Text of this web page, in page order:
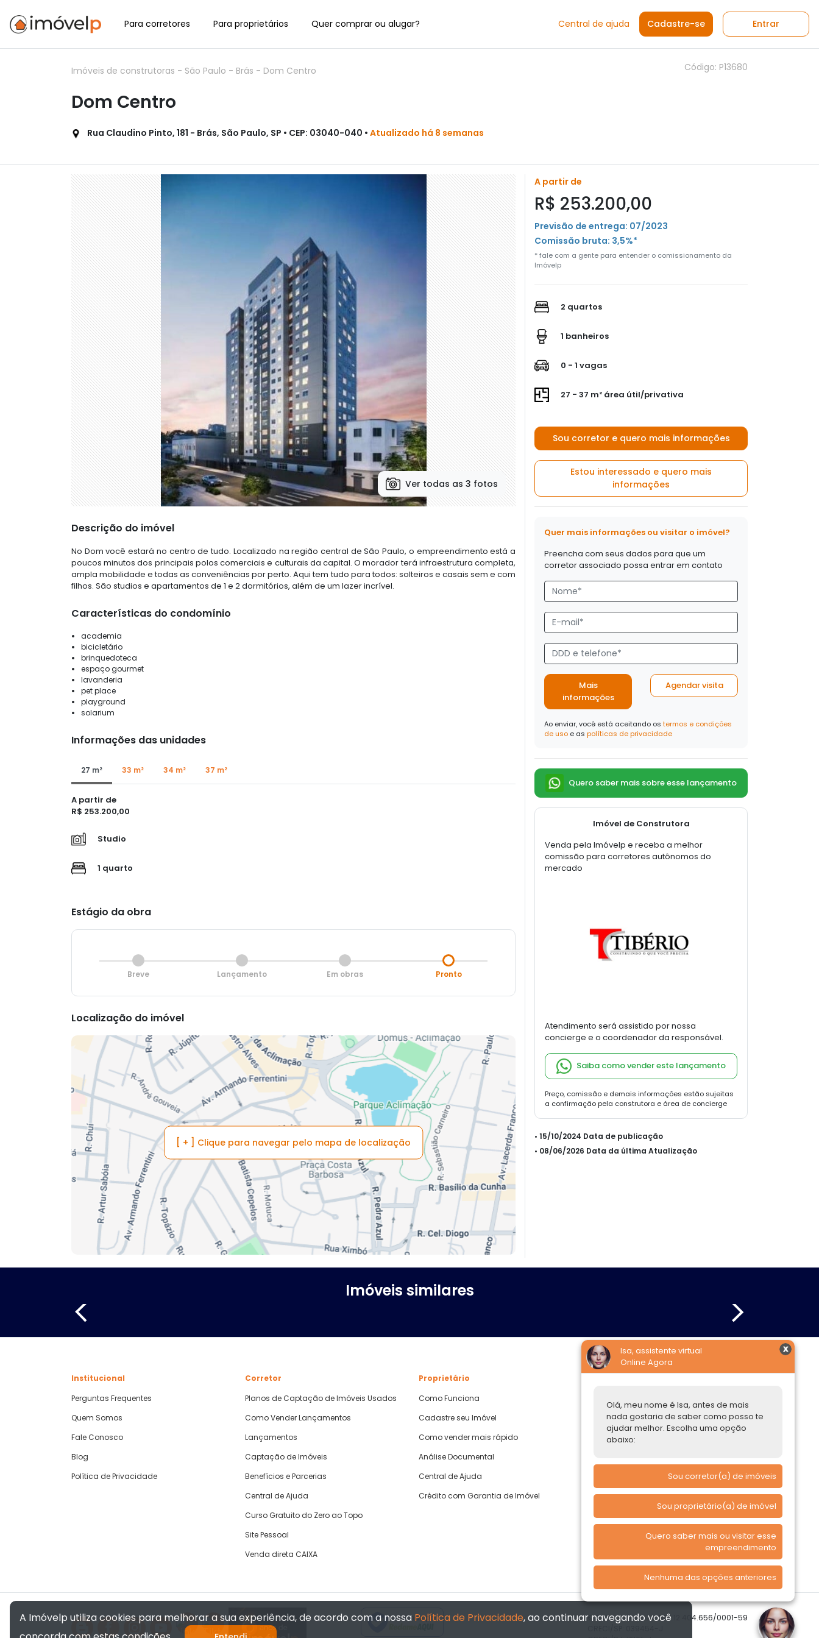
Para corretores Para proprietários Quer comprar ou alugar? Central de ajuda Cadastre-se Entrar
Imóveis de construtoras - São Paulo - Brás - Dom Centro Código: P13680
Dom Centro
Rua Claudino Pinto, 181 - Brás, São Paulo, SP • CEP: 03040-040 • Atualizado há 8 semanas
Ver todas as 3 fotos
Descrição do imóvel
No Dom você estará no centro de tudo. Localizado na região central de São Paulo, o empreendimento está a
poucos minutos dos principais polos comerciais e culturais da capital. O morador terá infraestrutura completa,
ampla mobilidade e todas as conveniências por perto. Aqui tem tudo para todos: solteiros e casais sem e com
filhos. São studios e apartamentos de 1 e 2 dormitórios, além de um lazer incrível.
Características do condomínio
academia
bicicletário
brinquedoteca
espaço gourmet
lavanderia
pet place
playground
solarium
Informações das unidades
27 m² 33 m² 34 m² 37 m²
A partir de
R$ 253.200,00
Studio
1 quarto
Estágio da obra
Breve Lançamento Em obras Pronto
Localização do imóvel
[ + ] Clique para navegar pelo mapa de localização
A partir de
R$ 253.200,00
Previsão de entrega: 07/2023
Comissão bruta: 3,5%*
* fale com a gente para entender o comissionamento da
Imóvelp
2 quartos
1 banheiros
0 - 1 vagas
27 - 37 m² área útil/privativa
Sou corretor e quero mais informações
Estou interessado e quero mais
informações
Quer mais informações ou visitar o imóvel?
Preencha com seus dados para que um
corretor associado possa entrar em contato
Mais
informações
Agendar visita
Ao enviar, você está aceitando os termos e condições
de uso e as políticas de privacidade
Quero saber mais sobre esse lançamento
Imóvel de Construtora
Venda pela Imóvelp e receba a melhor
comissão para corretores autônomos do
mercado
Atendimento será assistido por nossa
concierge e o coordenador da responsável.
Saiba como vender este lançamento
Preço, comissão e demais informações estão sujeitas
a confirmação pela construtora e área de concierge
• 15/10/2024 Data de publicação
• 08/06/2026 Data da última Atualização
Imóveis similares
Isa, assistente virtual
Online Agora
Olá, meu nome é Isa, antes de mais
nada gostaria de saber como posso te
ajudar melhor. Escolha uma opção
abaixo:
Sou corretor(a) de imóveis
Sou proprietário(a) de imóvel
Quero saber mais ou visitar esse
empreendimento
Nenhuma das opções anteriores
Institucional
Perguntas Frequentes
Quem Somos
Fale Conosco
Blog
Política de Privacidade
Corretor
Planos de Captação de Imóveis Usados
Como Vender Lançamentos
Lançamentos
Captação de Imóveis
Benefícios e Parcerias
Central de Ajuda
Curso Gratuito do Zero ao Topo
Site Pessoal
Venda direta CAIXA
Proprietário
Como Funciona
Cadastre seu Imóvel
Como vender mais rápido
Análise Documental
Central de Ajuda
Crédito com Garantia de Imóvel
Comprar ou alugar
Quero Comprar
Verificada por
© 2026 Imóvelp • CNPJ 12.404.656/0001-59
A Imóvelp utiliza cookies para melhorar a sua experiência, de acordo com a nossa Política de Privacidade, ao continuar navegando você